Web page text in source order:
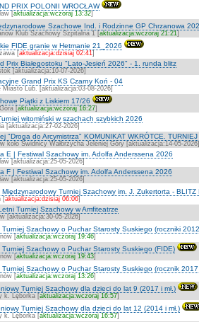
PRIX POLONII WROCŁAW
[aktualizacja:wczoraj 13:32]
Szachowe Ind. i Rodzinne GP Chrzanowa
Klub Szachowy Szpitalna 1 [aktualizacja:wczoraj 21:21]
FIDE granie w Hetmanie 21_2026
[aktualizacja:dzisiaj 02:41]
Prix Białegostoku "Lato-Jesień 2026" - 1. runda blitz
[aktualizacja:10-07-2026]
Grand Prix KS Czarny Koń - 04
Miasto Lub. [aktualizacja:03-08-2026]
Piątki z Liskiem 17/26
[aktualizacja:wczoraj 16:27]
witomiński w szachach szybkich 2026
[aktualizacja:27-02-2026]
"Droga do Arcymistrza" KOMUNIKAT WKRÓTCE.
koło Świdnicy Wałbrzycha Jeleniej Góry [aktualizacja:14-05-2026]
E | Festiwal Szachowy im. Adolfa Anderssena 2026
[aktualizacja:25-05-2026]
F | Festiwal Szachowy im. Adolfa Anderssena 2026
[aktualizacja:25-05-2026]
Międzynarodowy Turniej Szachowy im. J. Zukertorta -
[aktualizacja:dzisiaj 06:06]
Turniej Szachowy w Amfiteatrze
[aktualizacja:30-05-2026]
Turniej Szachowy o Puchar Starosty Suskiego (roczniki
[aktualizacja:wczoraj 19:46]
Turniej Szachowy o Puchar Starosty Suskiego (FIDE)
[aktualizacja:wczoraj 19:43]
Turniej Szachowy o Puchar Starosty Suskiego (rocznik 2017
[aktualizacja:wczoraj 13:26]
Turniej Szachowy dla dzieci do lat 9 (2017 i mł.)
k. Lęborka [aktualizacja:wczoraj 16:57]
Turniej Szachowy dla dzieci do lat 12 (2014 i mł.)
k. Lęborka [aktualizacja:wczoraj 16:57]